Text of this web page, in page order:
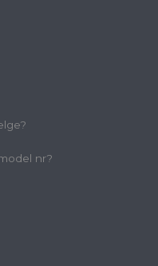
nr?